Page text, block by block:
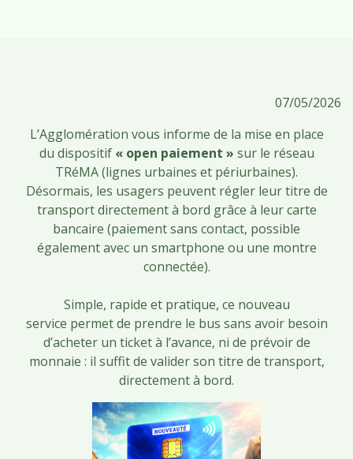
07/05/2026
L’Agglomération vous informe de la mise en place
du dispositif « open paiement » sur le réseau
TRéMA (lignes urbaines et périurbaines).
Désormais, les usagers peuvent régler leur titre de
transport directement à bord grâce à leur carte
bancaire (paiement sans contact, possible
également avec un smartphone ou une montre
connectée).
Simple, rapide et pratique, ce nouveau
service permet de prendre le bus sans avoir besoin
d’acheter un ticket à l’avance, ni de prévoir de
monnaie : il suffit de valider son titre de transport,
directement à bord.